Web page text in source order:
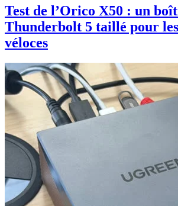
Test de l’Orico X50 : un
Thunderbolt 5 taillé pour
véloces